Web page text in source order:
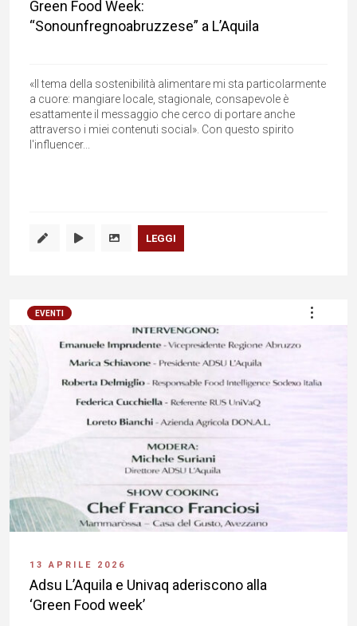
Green Food Week:
“Sonounfregnoabruzzese” a L’Aquila
«Il tema della sostenibilità alimentare mi sta particolarmente
a cuore: mangiare locale, stagionale, consapevole è
esattamente il messaggio che cerco di portare anche
attraverso i miei contenuti social». Con questo spirito
l'influencer...
LEGGI
EVENTI
13 APRILE 2026
Adsu L’Aquila e Univaq aderiscono alla
‘Green Food week’